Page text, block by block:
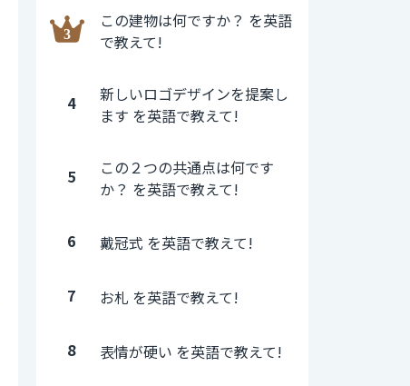
この建物は何ですか？ を英語
で教えて!
4
新しいロゴデザインを提案し
ます を英語で教えて!
5
この２つの共通点は何です
か？ を英語で教えて!
6 戴冠式 を英語で教えて!
7 お札 を英語で教えて!
8 表情が硬い を英語で教えて!